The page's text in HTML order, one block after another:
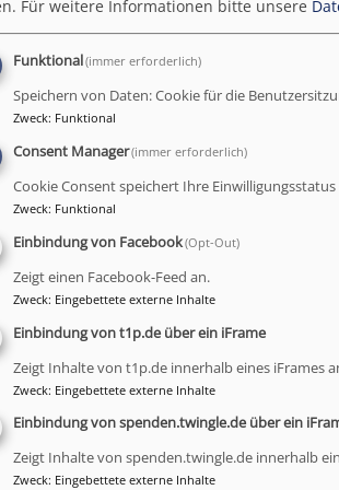
Bayreuth. Alljährlich steht er
er in Bayreuth begangen mit
Auferstehungskirche in der
Wege aus der Resignation“.
Mitglieder von Bayreuther
Saalfrank predigt. Eingeladen
ein Weißwurstessen im
(KH)
Instagram
Für weitere Informationen bitte unsere
Funktional(immer erforderlich)
Speichern von Daten: Cookie für die
Zweck: Funktional
Consent Manager(immer erforderlich)
Cookie Consent speichert Ihre
Zweck: Funktional
Einbindung von Facebook(Opt-Out)
Zeigt einen Facebook-Feed an.
Zweck: Eingebettete externe Inhalte
Einbindung von t1p.de über ein iFrame
Zeigt Inhalte von t1p.de innerhalb eines iFrames
Zweck: Eingebettete externe Inhalte
Einbindung von spenden.twingle.de über ein
Zeigt Inhalte von spenden.twingle.de innerhalb
Zweck: Eingebettete externe Inhalte